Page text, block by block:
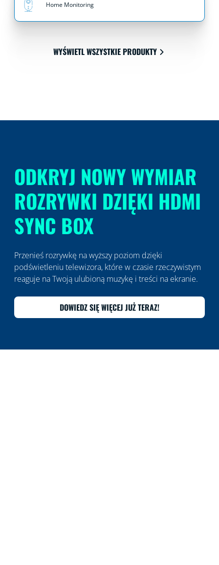
Home Monitoring
WYŚWIETL WSZYSTKIE PRODUKTY
ODKRYJ NOWY WYMIAR
ROZRYWKI DZIĘKI HDMI
SYNC BOX
Przenieś rozrywkę na wyższy poziom dzięki
podświetleniu telewizora, które w czasie rzeczywistym
reaguje na Twoją ulubioną muzykę i treści na ekranie.
DOWIEDZ SIĘ WIĘCEJ JUŻ TERAZ!